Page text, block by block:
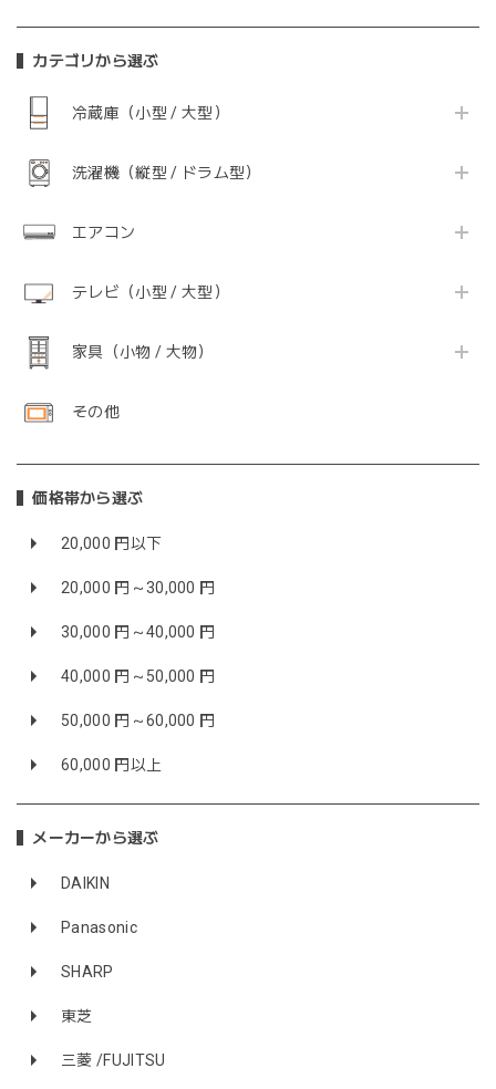
カテゴリから選ぶ
冷蔵庫（小型 / 大型）
洗濯機（縦型 / ドラム型）
エアコン
テレビ（小型 / 大型）
家具（小物 / 大物）
その他
価格帯から選ぶ
20,000 円以下
20,000 円～30,000 円
30,000 円～40,000 円
40,000 円～50,000 円
50,000 円～60,000 円
60,000 円以上
メーカーから選ぶ
DAIKIN
Panasonic
SHARP
東芝
三菱 /FUJITSU